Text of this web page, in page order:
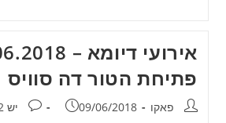
פתיחת הטור דה סוויס
מחבר:פאקו פורסם:
09/06/2018 תגובות:
יש 12 תגובות